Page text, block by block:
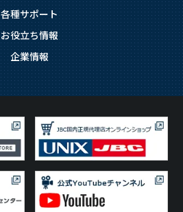
各種サポート
お役立ち情報
企業情報